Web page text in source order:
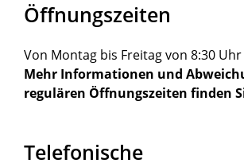
Öffnungszeiten
Von Montag bis Freitag von 8:30
Mehr Informationen und
regulären Öffnungszeiten finden
Telefonische